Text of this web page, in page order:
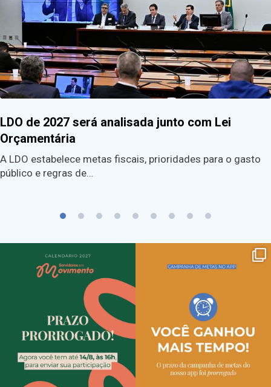
LDO de 2027 será analisada junto com Lei
Orçamentária
A LDO estabelece metas fiscais, prioridades para o gasto
público e regras de…